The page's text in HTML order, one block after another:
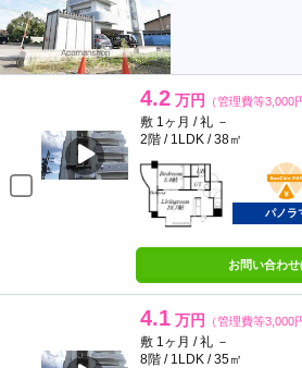
4.2 万円 （管理費等3,000
敷 1ヶ月 / 礼 －
2階 / 1LDK / 38㎡
パノラ
お問い合わ
4.1 万円 （管理費等3,000
敷 1ヶ月 / 礼 －
8階 / 1LDK / 35㎡